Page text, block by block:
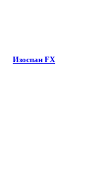
Изоспан FX